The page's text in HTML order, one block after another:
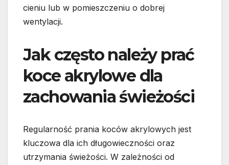
cieniu lub w pomieszczeniu o dobrej
wentylacji.
Jak często należy prać
koce akrylowe dla
zachowania świeżości
Regularność prania koców akrylowych jest
kluczowa dla ich długowieczności oraz
utrzymania świeżości. W zależności od